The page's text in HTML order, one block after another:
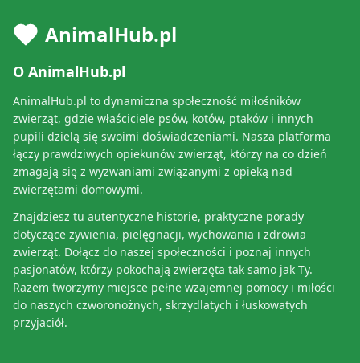
AnimalHub.pl
O AnimalHub.pl
AnimalHub.pl to dynamiczna społeczność miłośników
zwierząt, gdzie właściciele psów, kotów, ptaków i innych
pupili dzielą się swoimi doświadczeniami. Nasza platforma
łączy prawdziwych opiekunów zwierząt, którzy na co dzień
zmagają się z wyzwaniami związanymi z opieką nad
zwierzętami domowymi.
Znajdziesz tu autentyczne historie, praktyczne porady
dotyczące żywienia, pielęgnacji, wychowania i zdrowia
zwierząt. Dołącz do naszej społeczności i poznaj innych
pasjonatów, którzy pokochają zwierzęta tak samo jak Ty.
Razem tworzymy miejsce pełne wzajemnej pomocy i miłości
do naszych czworonożnych, skrzydlatych i łuskowatych
przyjaciół.